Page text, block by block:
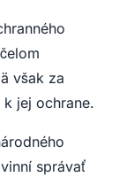
však za
jej ochrane.
správať